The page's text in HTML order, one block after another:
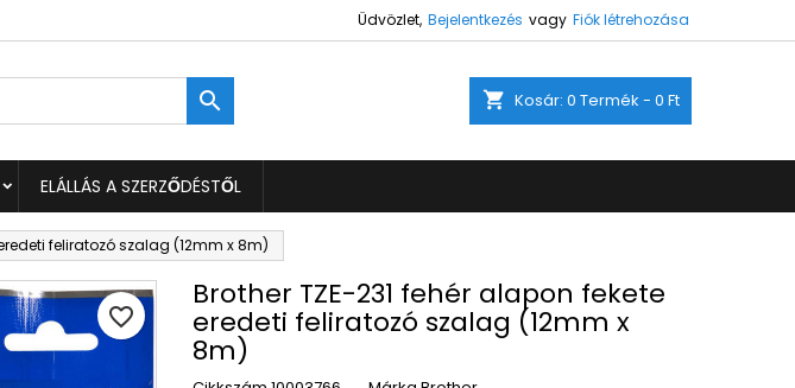
Üdvözlet, Bejelentkezés vagy Fiók létrehozása
shopping_cart Kosár: 0 Termék - 0 Ft

ELÁLLÁS A SZERZŐDÉSTŐL
feliratozó szalag (12mm x 8m)
Brother TZE-231 fehér alapon fekete
eredeti feliratozó szalag (12mm x
8m)
favorite_border
Kívánságlista létrehozása
történő mentéséhez.